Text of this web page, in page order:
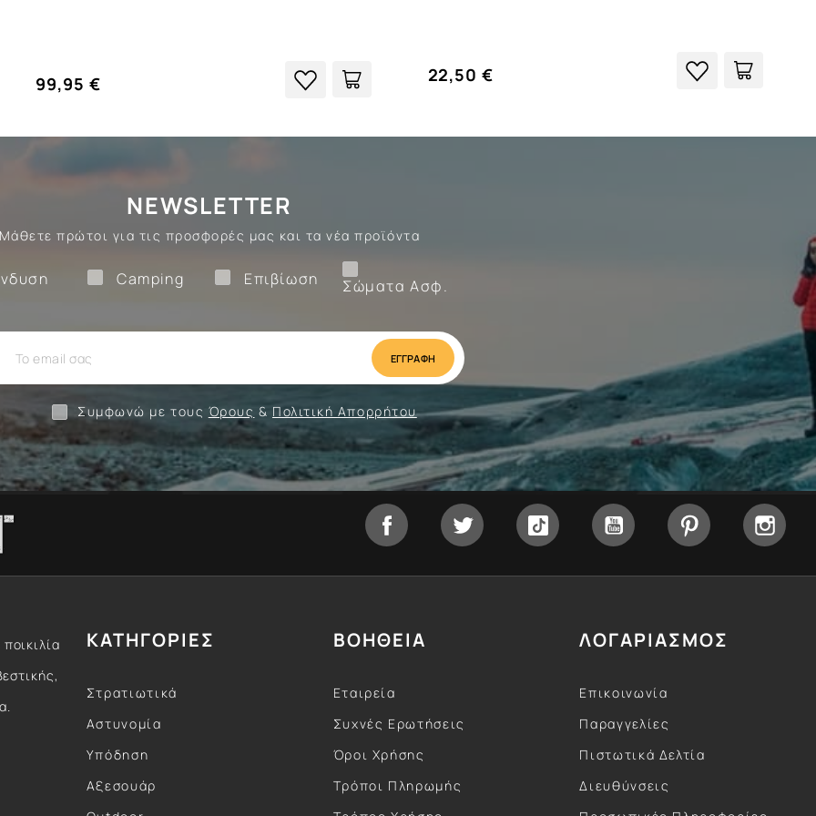
99,95 € 22,50 €
NEWSLETTER
Μάθετε πρώτοι για τις προσφορές μας και τα νέα προϊόντα
Σώματα Ασφ.
Επιβίωση
Επιβίωση
Camping
Camping
Ένδυση
Συμφωνώ με τους Όρους & Πολιτική Απορρήτου
Facebook Twitter Tiktok YouTube Pinterest
ΚΑΤΗΓΟΡΙΕΣ
Στρατιωτικά
Αστυνομία
Υπόδηση
Αξεσουάρ
ΒΟΗΘΕΙΑ
Εταιρεία
Συχνές Ερωτήσεις
Όροι Χρήσης
Τρόποι Πληρωμής
ΛΟΓΑΡΙΑΣΜΟΣ
Επικοινωνία
Παραγγελίες
Πιστωτικά Δελτία
Διευθύνσεις